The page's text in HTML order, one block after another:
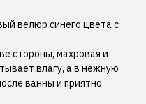
велюр синего цвета с
стороны, махровая и
влагу, а в нежную
ванны и приятно